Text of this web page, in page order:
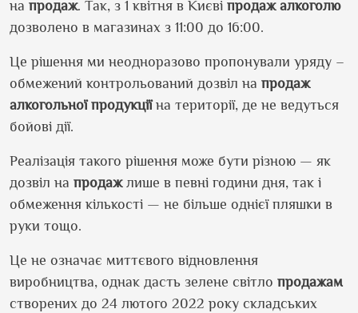
на продаж. Так, з 1 квітня в Києві продаж алкоголю
дозволено в магазинах з 11:00 до 16:00.
Це рішення ми неодноразово пропонували уряду –
обмежений контрольований дозвіл на продаж
алкогольної продукціїна території, де не ведуться
бойові дії.
Реалізація такого рішення може бути різною — як
дозвіл на продажлише в певні години дня, так і
обмеження кількості — не більше однієї пляшки в
руки тощо.
Це не означає миттєвого відновлення
виробництва, однак дасть зелене світло продажам
створених до 24 лютого 2022 року складських